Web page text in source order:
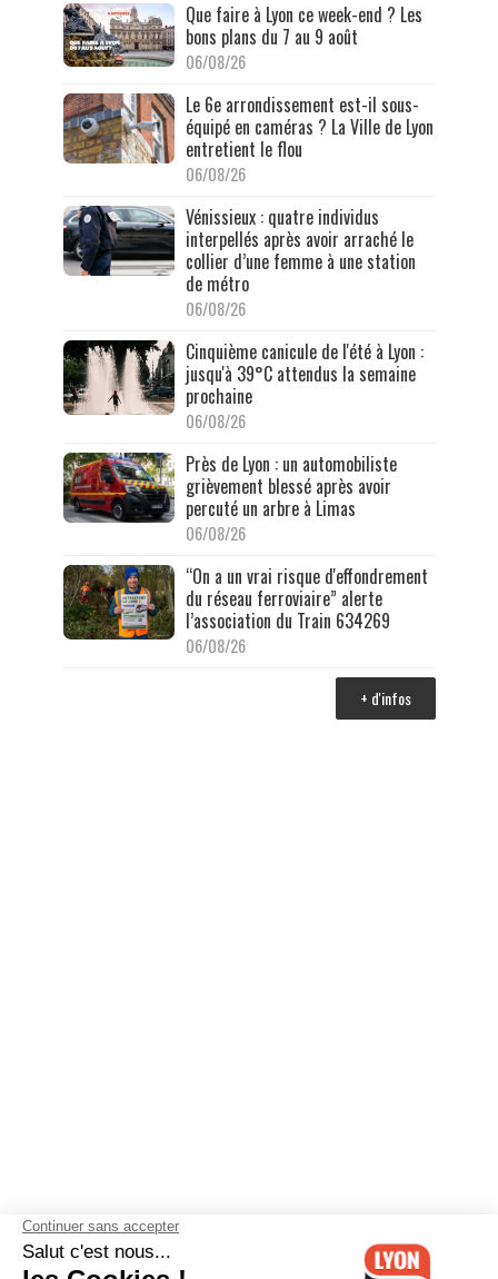
Que faire à Lyon ce week-end ? Les
bons plans du 7 au 9 août
06/08/26
Le 6e arrondissement est-il sous-
équipé en caméras ? La Ville de Lyon
entretient le flou
06/08/26
Vénissieux : quatre individus
interpellés après avoir arraché le
collier d’une femme à une station
de métro
06/08/26
Cinquième canicule de l'été à Lyon :
jusqu'à 39°C attendus la semaine
prochaine
06/08/26
Près de Lyon : un automobiliste
grièvement blessé après avoir
percuté un arbre à Limas
06/08/26
“On a un vrai risque d'effondrement
du réseau ferroviaire” alerte
l’association du Train 634269
06/08/26
+ d'infos